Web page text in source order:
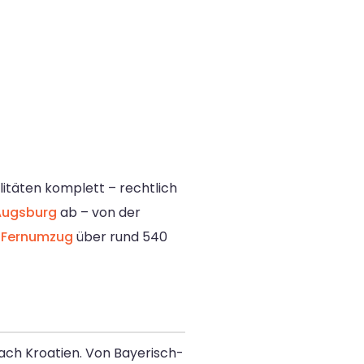
komplett – rechtlich
ab – von der
Fernumzug über rund 540
Kroatien. Von Bayerisch-